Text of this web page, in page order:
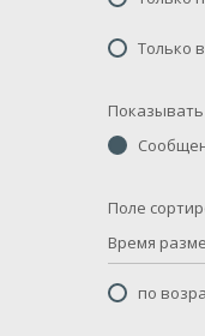
Только
Поле
Время
по